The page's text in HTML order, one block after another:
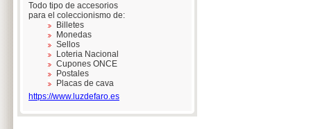
Todo tipo de accesorios
para el coleccionismo de:
Billetes
Monedas
Sellos
Loteria Nacional
Cupones ONCE
Postales
Placas de cava
https://www.luzdefaro.es